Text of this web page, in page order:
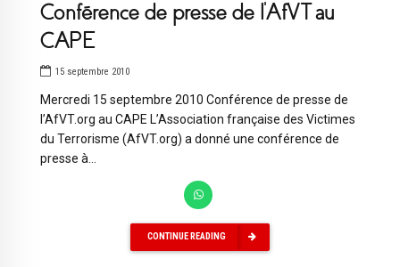
Conférence de presse de l’AfVT au
CAPE
15 septembre 2010
Mercredi 15 septembre 2010 Conférence de presse de
l’AfVT.org au CAPE L’Association française des Victimes
du Terrorisme (AfVT.org) a donné une conférence de
presse à...
CONTINUE READING